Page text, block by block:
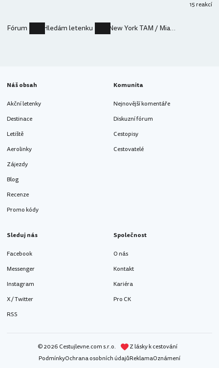
15 reakcí
Fórum Hledám letenku New York TAM / Miami ZPĚT
Náš obsah
Akční letenky
Destinace
Letiště
Aerolinky
Zájezdy
Blog
Recenze
Promo kódy
Komunita
Nejnovější komentáře
Diskuzní fórum
Cestopisy
Cestovatelé
Sleduj nás
Facebook
Messenger
Instagram
X / Twitter
RSS
Společnost
O nás
Kontakt
Kariéra
Pro CK
© 2026 Cestujlevne.com s.r.o.
Z lásky k cestování
PodmínkyOchrana osobních údajůReklamaOznámení